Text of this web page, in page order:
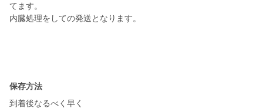
てます。
内臓処理をしての発送となります。
保存方法
到着後なるべく早く